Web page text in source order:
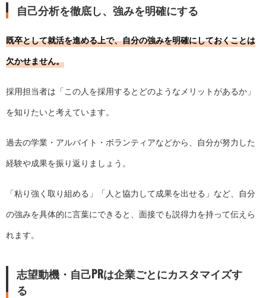
自己分析を徹底し、強みを明確にする
既卒として就活を進める上で、自分の強みを明確にしておくことは
欠かせません。
採用担当者は「この人を採用するとどのようなメリットがあるか」
を知りたいと考えています。
過去の学業・アルバイト・ボランティアなどから、自分が努力した
経験や成果を振り返りましょう。
「粘り強く取り組める」「人と協力して成果を出せる」など、自分
の強みを具体的に言葉にできると、面接でも説得力を持って伝えら
れます。
志望動機・自己PRは企業ごとにカスタマイズす
る